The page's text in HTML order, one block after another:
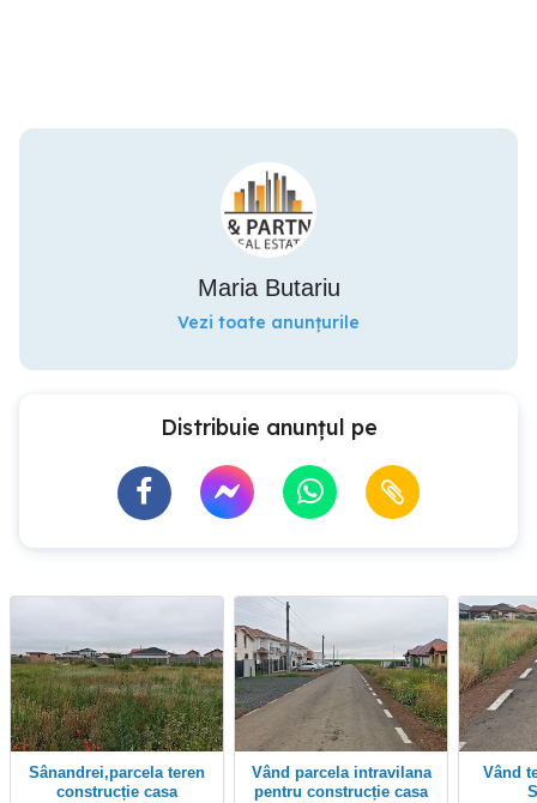
Maria Butariu
Vezi toate anunțurile
Distribuie anunțul pe
Sânandrei,parcela teren
construcție casa
Vând parcela intravilana
pentru construcție casa
Vând teren intravilan ,